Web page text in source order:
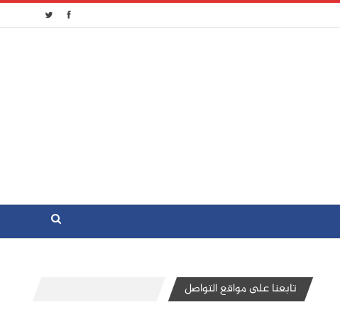
تابعنا على مواقع التواصل